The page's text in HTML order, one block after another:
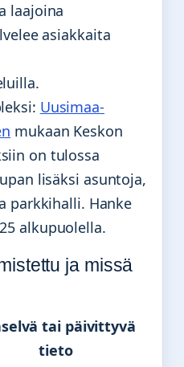
laajoina
asiakkaita
: Uusimaa-
mukaan Keskon
on tulossa
lisäksi asuntoja,
parkkihalli. Hanke
alkupuolella.
ja missä
tai päivittyvä
tieto